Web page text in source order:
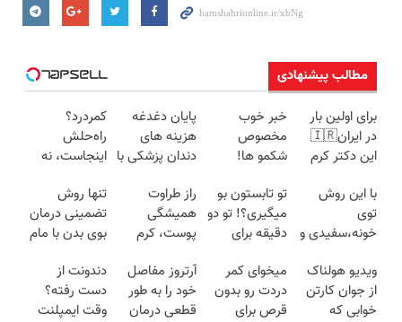
مطالب پیشنهادی
برای اولین بار
در ایران🇮🇷
این دکتر کرم
روزه ساخت!
خبر خوب
مخصوص
شکمو ها!
روش لاغری
معرفی شد
پایان دغدغه
هزینه های
دندان پزشکی با
کننده خانگی
کمردرد؟
راه‌حلش
اینجاست، نه
با این روش
توی
خونه،سفیدی و
برگردون
(40%off)
تو تابستون بو
میگیری؟! تو دو
دقیقه برای
درمانش کن
راز طراوت
همیشگی
پوست، کرم
با 45%تخفیف
تنها روش
تضمینی درمان
بوی بدن با مام
سورملینا!
ویدیو هولناک
از جوان کارتن
خوابی که
میخوای کمر
دردت رو بدون
قرص برای
آرتروز مفاصل
خود را به طور
قطعی درمان
دندونت از
دست رفته؟
وقت ایمپلنت